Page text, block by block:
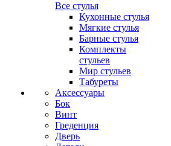
Все стулья
Кухонные стулья
Мягкие стулья
Барные стулья
Комплекты
стульев
Мир стульев
Табуреты
Аксессуары
Бок
Винт
Греденция
Дверь